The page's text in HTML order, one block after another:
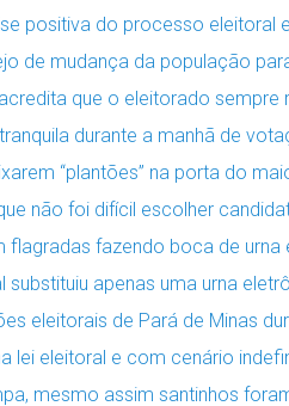
positiva do processo eleitoral
de mudança da população
que o eleitorado sempre
durante a manhã de
“plantões” na porta do
não foi difícil escolher
flagradas fazendo boca de
substituiu apenas uma urna
eleitorais de Pará de Minas
lei eleitoral e com cenário
mesmo assim santinhos